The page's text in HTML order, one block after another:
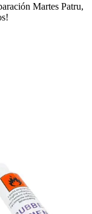
Martes Patru,